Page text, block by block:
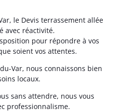
le Devis terrassement allée
avec réactivité.
pour répondre à vos
soient vos attentes.
Var, nous connaissons bien
locaux.
sans attendre, nous vous
professionnalisme.